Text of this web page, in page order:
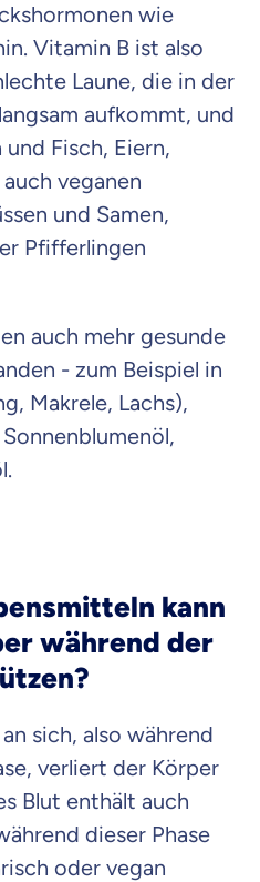
wie
Vitamin B ist also
Laune, die in der
aufkommt, und
Fisch, Eiern,
veganen
und Samen,
Pfifferlingen
auch mehr gesunde
- zum Beispiel in
Makrele, Lachs),
kann
während der
sich, also während
verliert der Körper
Blut enthält auch
dieser Phase
oder vegan